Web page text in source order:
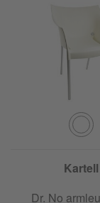
Kartell
Dr. No